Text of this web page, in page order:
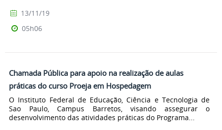
13/11/19
05h06
Chamada Pública para apoio na realização de aulas
práticas do curso Proeja em Hospedagem
O Instituto Federal de Educação, Ciência e Tecnologia de
Sao Paulo, Campus Barretos, visando assegurar o
desenvolvimento das atividades práticas do Programa...